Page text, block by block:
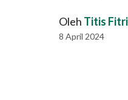
Oleh Titis
8 April 2024